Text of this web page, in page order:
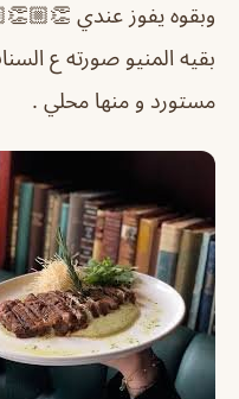
وبقوه يفوز عندي
بقيه المنيو صورته ع
مستورد و منها محلي .